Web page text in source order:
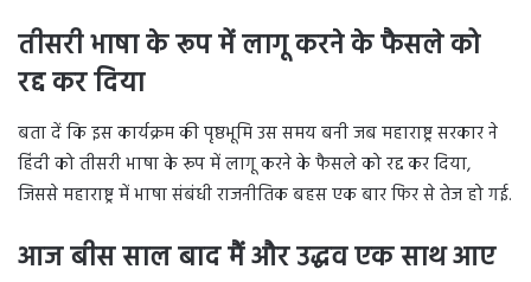
तीसरी भाषा के रूप में लागू करने के फैसले को
रद्द कर दिया
बता दें कि इस कार्यक्रम की पृष्ठभूमि उस समय बनी जब महाराष्ट्र सरकार ने
हिंदी को तीसरी भाषा के रूप में लागू करने के फैसले को रद्द कर दिया,
जिससे महाराष्ट्र में भाषा संबंधी राजनीतिक बहस एक बार फिर से तेज हो गई.
आज बीस साल बाद मैं और उद्धव एक साथ आए